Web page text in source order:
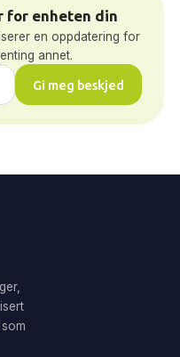
for enheten din
en oppdatering for
annet.
Gi meg beskjed